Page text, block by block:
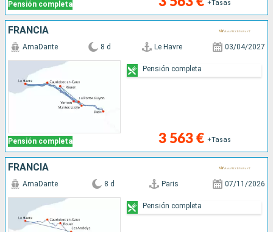
Pensión completa +Tasas
FRANCIA
Pensión completa
AmaDante 8 d Le Havre 03/04/2027
3 563 € +Tasas
Pensión completa
FRANCIA
AmaDante 8 d Paris 07/11/2026
Pensión completa